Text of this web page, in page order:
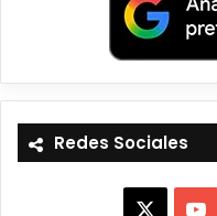
Redes Sociales